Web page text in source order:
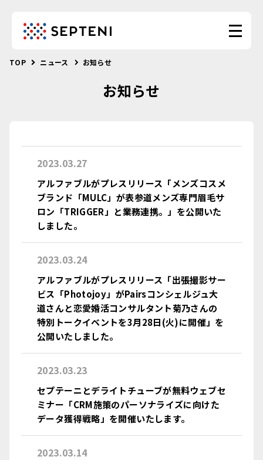
TOP ニュース お知らせ
お知らせ
2023.03.27
アルファブルがプレスリリース「メンズコスメ
ブランド「MULC」が表参道メンズ専門眉毛サ
ロン「TRIGGER」と業務連携。」を公開いた
しました。
2023.03.24
アルファブルがプレスリリース「出張撮影サー
ビス「Photojoy」がPairsコンシェルジュ大
道さんと恋愛婚活コンサルタント菊乃さんの
特別トークイベントを3月28日(火)に開催」を
公開いたしました。
2023.03.23
セプテーニとデライトチューブが無料ウェブセ
ミナー「CRM施策のパーソナライズに向けた
データ獲得戦略」を開催いたします。
2023.03.14